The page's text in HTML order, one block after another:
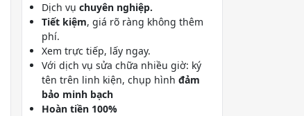
Dịch vụ chuyên nghiệp.
Tiết kiệm, giá rõ ràng không thêm
phí.
Xem trực tiếp, lấy ngay.
Với dịch vụ sửa chữa nhiều giờ: ký
tên trên linh kiện, chụp hình đảm
bảo minh bạch
Hoàn tiền 100%